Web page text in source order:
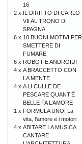
16
2 x IL DIRITTO DI CARLO
VII AL TRONO DI
SPAGNA
6 x 10 BUONI MOTIVI PER
SMETTERE DI
FUMARE
6 x ROBOT E ANDROIDI
4 x A BRACCETTO CON
LA MENTE
4 x A LI CULLE DE
PESCARE QUANT’È
BELLE FA L’AMORE
1 x FORMULA UNO! La
vita, l’amore e i motori
4 x ABITARE LA MUSICA
CANTARE